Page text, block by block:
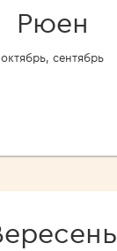
Рюен
октябрь, сентябрь